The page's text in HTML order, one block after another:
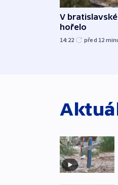
V
hořelo
14:22 před 12